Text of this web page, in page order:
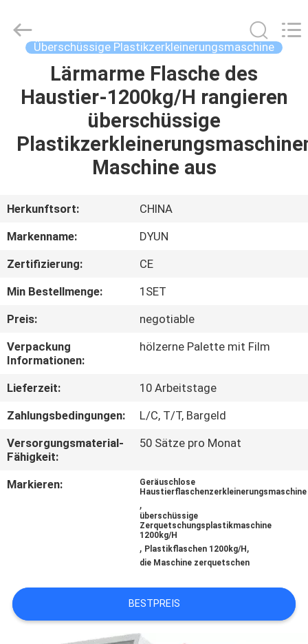
PRODUKTE
FABRIK-
QUALITÄTSKONTROLLE
TRETEN
SIE
MIT
UNS
IN
VERBINDUNG
SITEMAP
TECHNOLOGY
CO.,LTD.
Überschüssige Plastikzerkleinerungsmaschine
Lärmarme Flasche des
Haustier-1200kg/H rangieren
überschüssige
Maschine aus
Herkunftsort:
CHINA
Markenname:
DYUN
Zertifizierung:
CE
Min Bestellmenge:
1SET
Preis:
negotiable
Verpackung
Informationen:
hölzerne Palette mit Film
Lieferzeit:
10 Arbeitstage
Zahlungsbedingungen:
L/C, T/T, Bargeld
Versorgungsmaterial-
Fähigkeit:
50 Sätze pro Monat
Markieren:
Geräuschlose
Haustierflaschenzerkleinerungsmaschine
,
überschüssige
Zerquetschungsplastikmaschine
1200kg/H
, Plastikflaschen 1200kg/H ,
die Maschine zerquetschen
BESTPREIS